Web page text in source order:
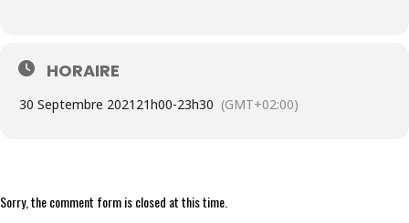
HORAIRE
30 Septembre 2021 21h00-23h30 (GMT+02:00)
Sorry, the comment form is closed at this time.